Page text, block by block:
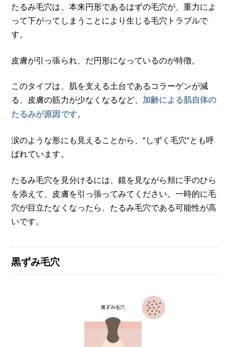
たるみ毛穴は、本来円形であるはずの毛穴が、重力によ
って下がってしまうことにより生じる毛穴トラブルで
す。
皮膚が引っ張られ、だ円形になっているのが特徴。
このタイプは、肌を支える土台であるコラーゲンが減
る、皮膚の筋力が少なくなるなど、 加齢による肌自体の
たるみが原因です。
涙のような形にも見えることから、"しずく毛穴"とも呼
ばれています。
たるみ毛穴を見分けるには、鏡を見ながら頬に手のひら
を添えて、皮膚を引っ張ってみてください。一時的に毛
穴が目立たなくなったら、たるみ毛穴である可能性が高
いです。
黒ずみ毛穴